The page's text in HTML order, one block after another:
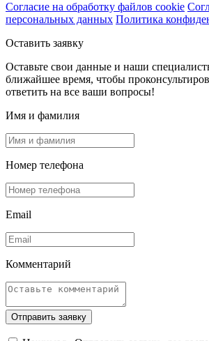
Согласие на обработку файлов cookie
персональных данных Политика
Оставить заявку
Оставьте свои данные и наши
ближайшее время, чтобы
ответить на все ваши вопросы!
Имя и фамилия
Номер телефона
Email
Комментарий
Отправить заявку